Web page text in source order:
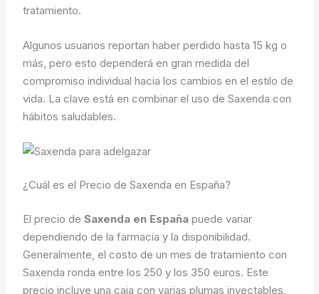
tratamiento.
Algunos usuarios reportan haber perdido hasta 15 kg o
más, pero esto dependerá en gran medida del
compromiso individual hacia los cambios en el estilo de
vida. La clave está en combinar el uso de Saxenda con
hábitos saludables.
¿Cuál es el Precio de Saxenda en España?
El precio deSaxenda en España puede variar
dependiendo de la farmacia y la disponibilidad.
Generalmente, el costo de un mes de tratamiento con
Saxenda ronda entre los 250 y los 350 euros. Este
precio incluye una caja con varias plumas inyectables,